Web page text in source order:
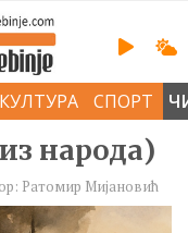
КУЛТУРА СПОРТ
народа)
Ратомир Мијановић